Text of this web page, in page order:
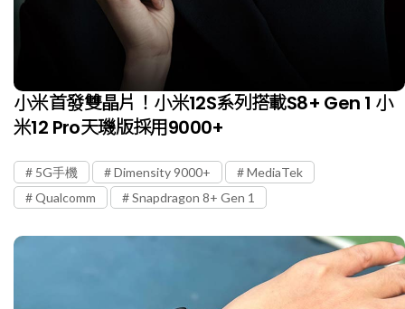
小米首發雙晶片！小米12S系列搭載S8+ Gen 1 小
米12 Pro天璣版採用9000+
5G手機 Dimensity 9000+
MediaTek
Qualcomm
Snapdragon 8+ Gen 1